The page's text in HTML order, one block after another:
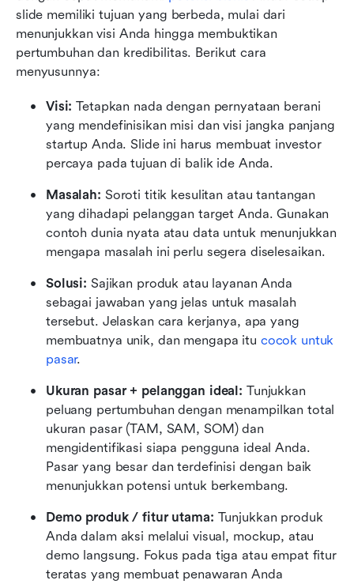
slide memiliki tujuan yang berbeda, mulai dari
menunjukkan visi Anda hingga membuktikan
pertumbuhan dan kredibilitas. Berikut cara
menyusunnya:
Visi: Tetapkan nada dengan pernyataan berani
yang mendefinisikan misi dan visi jangka panjang
startup Anda. Slide ini harus membuat investor
percaya pada tujuan di balik ide Anda.
Masalah: Soroti titik kesulitan atau tantangan
yang dihadapi pelanggan target Anda. Gunakan
contoh dunia nyata atau data untuk menunjukkan
mengapa masalah ini perlu segera diselesaikan.
Solusi: Sajikan produk atau layanan Anda
sebagai jawaban yang jelas untuk masalah
tersebut. Jelaskan cara kerjanya, apa yang
membuatnya unik, dan mengapa itu cocok untuk
pasar.
Ukuran pasar + pelanggan ideal: Tunjukkan
peluang pertumbuhan dengan menampilkan total
ukuran pasar (TAM, SAM, SOM) dan
mengidentifikasi siapa pengguna ideal Anda.
Pasar yang besar dan terdefinisi dengan baik
menunjukkan potensi untuk berkembang.
Demo produk / fitur utama: Tunjukkan produk
Anda dalam aksi melalui visual, mockup, atau
demo langsung. Fokus pada tiga atau empat fitur
teratas yang membuat penawaran Anda